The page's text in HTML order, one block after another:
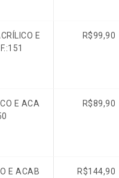
E
R$99,90
E ACA
R$89,90
E ACAB
R$144,90